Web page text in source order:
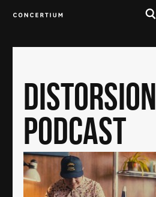
DISTORSION
PODCAST